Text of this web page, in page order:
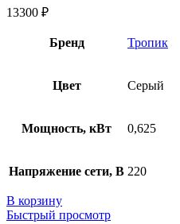
13300 ₽
Бренд Тропик
Цвет Серый
Мощность, кВт 0,625
Напряжение сети, В 220
В корзину
Быстрый просмотр